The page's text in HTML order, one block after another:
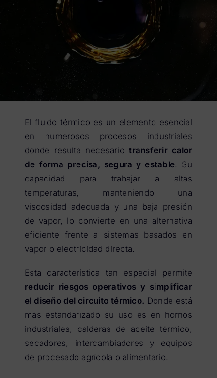
El fluido térmico es un elemento esencial
en numerosos procesos industriales
donde resulta necesariotransferir calor
de forma precisa, segura y estable. Su
capacidad para trabajar a altas
temperaturas, manteniendo una
viscosidad adecuada y una baja presión
de vapor, lo convierte en una alternativa
eficiente frente a sistemas basados en
vapor o electricidad directa.
Esta característica tan especial permite
reducir riesgos operativos y simplificar
el diseño del circuito térmico. Donde está
más estandarizado su uso es en hornos
industriales, calderas de aceite térmico,
secadores, intercambiadores y equipos
de procesado agrícola o alimentario.